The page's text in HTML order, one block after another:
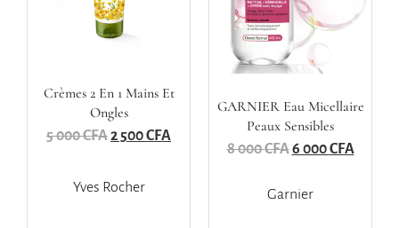
Crèmes 2 En 1 Mains Et
Ongles
5 000CFA2 500CFA
Yves Rocher
GARNIER Eau Micellaire
Peaux Sensibles
8 000CFA6 000CFA
Garnier